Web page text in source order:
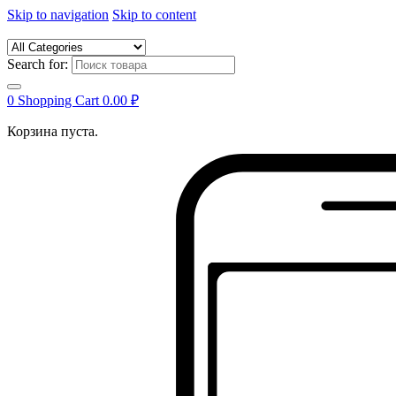
Skip to navigation Skip to content
Search for:
0 Shopping Cart 0.00 ₽
Корзина пуста.